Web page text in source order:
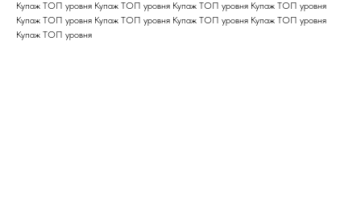
Купаж ТОП уровня Купаж ТОП уровня Купаж ТОП уровня Купаж ТОП уровня
Купаж ТОП уровня Купаж ТОП уровня Купаж ТОП уровня Купаж ТОП уровня
Купаж ТОП уровня